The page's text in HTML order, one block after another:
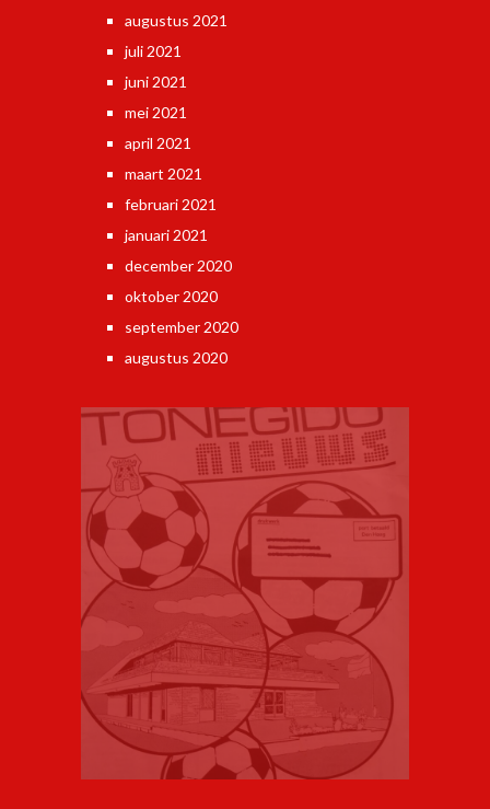
augustus 2021
juli 2021
juni 2021
mei 2021
april 2021
maart 2021
februari 2021
januari 2021
december 2020
oktober 2020
september 2020
augustus 2020